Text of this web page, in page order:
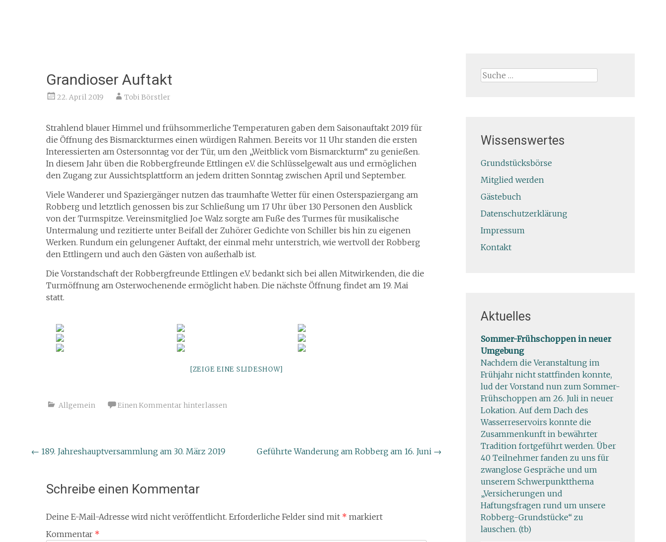
Grandioser Auftakt
22. April 2019 Tobi Börstler
Strahlend blauer Himmel und frühsommerliche Temperaturen gaben dem Saisonauftakt 2019 für
die Öffnung des Bismarckturmes einen würdigen Rahmen. Bereits vor 11 Uhr standen die ersten
Interessierten am Ostersonntag vor der Tür, um den „Weitblick vom Bismarckturm“ zu genießen.
In diesem Jahr üben die Robbergfreunde Ettlingen e.V. die Schlüsselgewalt aus und ermöglichen
den Zugang zur Aussichtsplattform an jedem dritten Sonntag zwischen April und September.
Viele Wanderer und Spaziergänger nutzen das traumhafte Wetter für einen Osterspaziergang am
Robberg und letztlich genossen bis zur Schließung um 17 Uhr über 130 Personen den Ausblick
von der Turmspitze. Vereinsmitglied Joe Walz sorgte am Fuße des Turmes für musikalische
Untermalung und rezitierte unter Beifall der Zuhörer Gedichte von Schiller bis hin zu eigenen
Werken. Rundum ein gelungener Auftakt, der einmal mehr unterstrich, wie wertvoll der Robberg
den Ettlingern und auch den Gästen von außerhalb ist.
Die Vorstandschaft der Robbergfreunde Ettlingen e.V. bedankt sich bei allen Mitwirkenden, die die
Turmöffnung am Osterwochenende ermöglicht haben. Die nächste Öffnung findet am 19. Mai
statt.
[ZEIGE EINE SLIDESHOW]
Allgemein Einen Kommentar hinterlassen
Beitragsnavigation
← 189. Jahreshauptversammlung am 30. März 2019 Geführte Wanderung am Robberg am 16. Juni →
Schreibe einen Kommentar
Deine E-Mail-Adresse wird nicht veröffentlicht. Erforderliche Felder sind mit * markiert
Kommentar *
Suche
Wissenswertes
Grundstücksbörse
Mitglied werden
Gästebuch
Datenschutzerklärung
Impressum
Kontakt
Aktuelles
Sommer-Frühschoppen in neuer
Umgebung
Nachdem die Veranstaltung im
Frühjahr nicht stattfinden konnte,
lud der Vorstand nun zum Sommer-
Frühschoppen am 26. Juli in neuer
Lokation. Auf dem Dach des
Wasserreservoirs konnte die
Zusammenkunft in bewährter
Tradition fortgeführt werden. Über
40 Teilnehmer fanden zu uns für
zwanglose Gespräche und um
unserem Schwerpunktthema
„Versicherungen und
Haftungsfragen rund um unsere
Robberg-Grundstücke“ zu
lauschen. (tb)